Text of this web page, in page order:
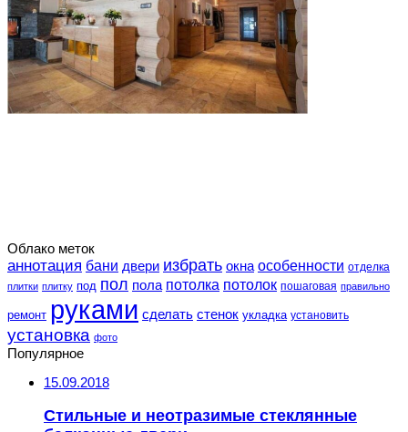
Облако меток
аннотация бани двери избрать окна особенности отделка
плитки плитку под пол пола потолка потолок пошаговая правильно
ремонт руками сделать стенок укладка установить
установка фото
Популярное
15.09.2018
Стильные и неотразимые стеклянные